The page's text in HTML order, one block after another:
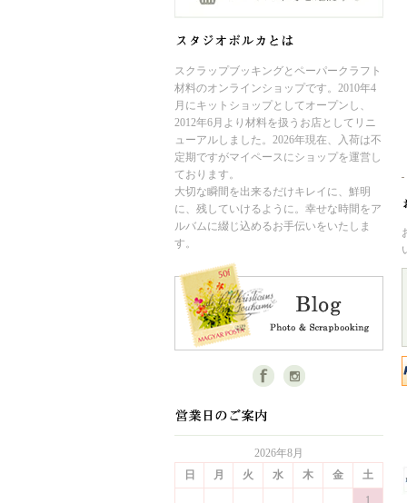
スクラップブッキングとペーパークラフト
材料のオンラインショップです。2010年4
月にキットショップとしてオープンし、
2012年6月より材料を扱うお店としてリニ
ューアルしました。2026年現在、入荷は不
定期ですがマイペースにショップを運営し
ております。
大切な瞬間を出来るだけキレイに、鮮明
に、残していけるように。幸せな時間をア
ルバムに綴じ込めるお手伝いをいたしま
す。
2026年8月
日
月 火 水 木 金
土
1